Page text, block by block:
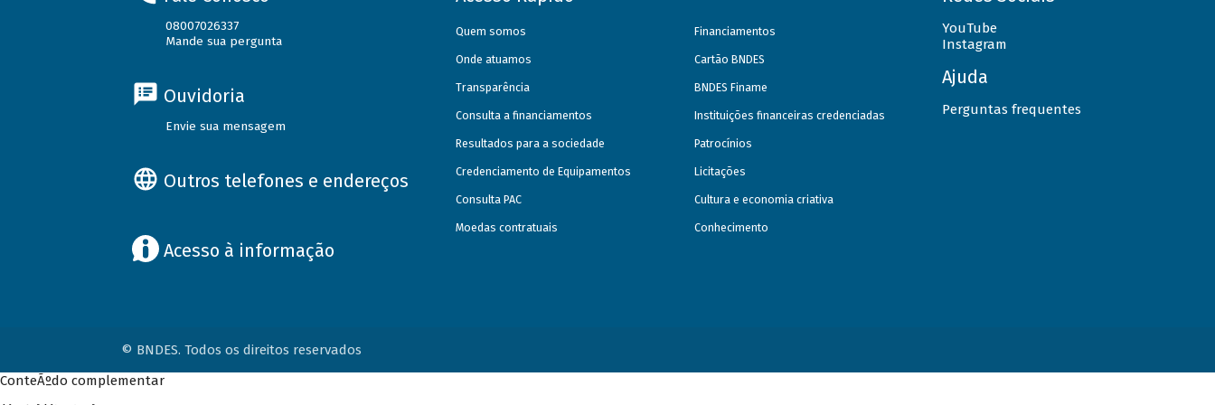
08007026337
Mande sua pergunta
Ouvidoria
Envie sua mensagem
Outros telefones e endereços
Acesso à informação
Quem somos
Onde atuamos
Transparência
Consulta a financiamentos
Resultados para a sociedade
Credenciamento de Equipamentos
Consulta PAC
Moedas contratuais
Financiamentos
Cartão BNDES
BNDES Finame
Instituições financeiras credenciadas
Patrocínios
Licitações
Cultura e economia criativa
Conhecimento
YouTube
Instagram
Ajuda
Perguntas frequentes
© BNDES. Todos os direitos reservados
ConteÃºdo complementar